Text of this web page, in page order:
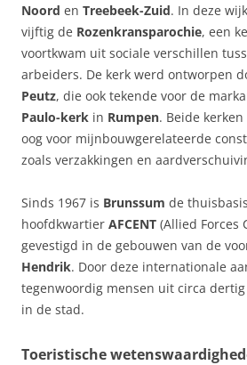
Noord en Treebeek-Zuid. In deze
vijftig de Rozenkransparochie, een
voortkwam uit sociale verschillen
arbeiders. De kerk werd ontworpen
Peutz, die ook tekende voor de
Paulo-kerk in Rumpen. Beide
oog voor mijnbouwgerelateerde
zoals verzakkingen en
Sinds 1967 is Brunssum de
hoofdkwartier AFCENT (Allied Forces
gevestigd in de gebouwen van de
Hendrik. Door deze internationale
tegenwoordig mensen uit circa
in de stad.
Toeristische